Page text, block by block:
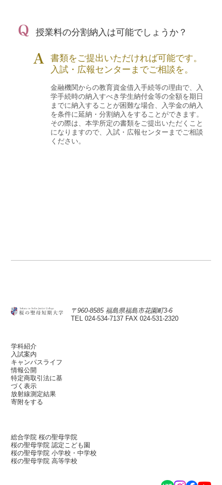
授業料の分割納入は可能でしょうか？
書類をご提出いただければ可能です。
入試・広報センターまでご相談を。
金融機関からの教育資金借入手続等の理由で、入
学手続時の納入すべき学生納付金等の全額を期日
までに納入することが困難な場合、入学金の納入
を条件に延納・分割納入をすることができます。
その際は、本学所定の書類をご提出いただくこと
になりますので、入試・広報センターまでご相談
ください。
〒960-8585 福島県福島市花園町3-6
TEL 024-534-7137 FAX 024-531-2320
学科紹介
入試案内
キャンパスライフ
情報公開
特定商取引法に基
づく表示
放射線測定結果
寄附をする
総合学院 桜の聖母学院
桜の聖母学院 認定こども園
桜の聖母学院 小学校・中学校
桜の聖母学院 高等学校